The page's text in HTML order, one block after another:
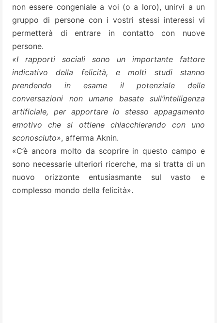
non essere congeniale a voi (o a loro), unirvi a un
gruppo di persone con i vostri stessi interessi vi
permetterà di entrare in contatto con nuove
persone.
«I rapporti sociali sono un importante fattore
indicativo della felicità, e molti studi stanno
prendendo in esame il potenziale delle
conversazioni non umane basate sull’intelligenza
artificiale, per apportare lo stesso appagamento
emotivo che si ottiene chiacchierando con uno
sconosciuto», afferma Aknin.
«C’è ancora molto da scoprire in questo campo e
sono necessarie ulteriori ricerche, ma si tratta di un
nuovo orizzonte entusiasmante sul vasto e
complesso mondo della felicità».